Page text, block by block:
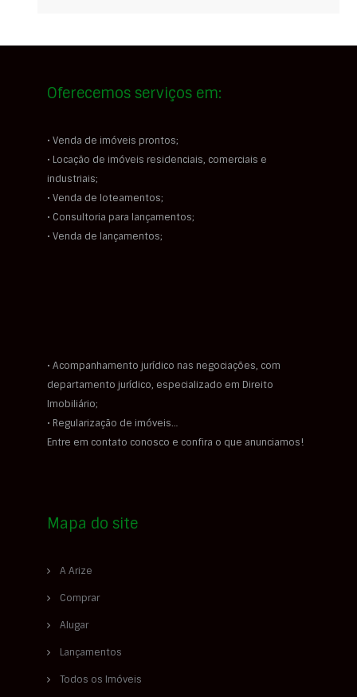
Oferecemos serviços em:
• Venda de imóveis prontos;
• Locação de imóveis residenciais, comerciais e
industriais;
• Venda de loteamentos;
• Consultoria para lançamentos;
• Venda de lançamentos;
• Acompanhamento jurídico nas negociações, com
departamento jurídico, especializado em Direito
Imobiliário;
• Regularização de imóveis…
Entre em contato conosco e confira o que anunciamos!
Mapa do site
A Arize
Comprar
Alugar
Lançamentos
Todos os Imóveis